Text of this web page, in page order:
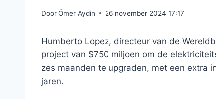
DoorÖmer Aydin 26 november 2024 17:17
Humberto Lopez, directeur van de
project van $750 miljoen om de
zes maanden te upgraden, met een extra
jaren.